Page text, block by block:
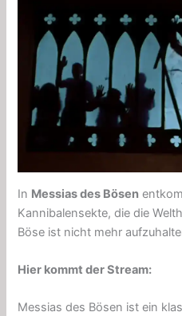
In Messias des Bösen
Kannibalensekte, die die
Böse ist nicht mehr
Hier kommt der Stream:
Messias des Bösen ist ein